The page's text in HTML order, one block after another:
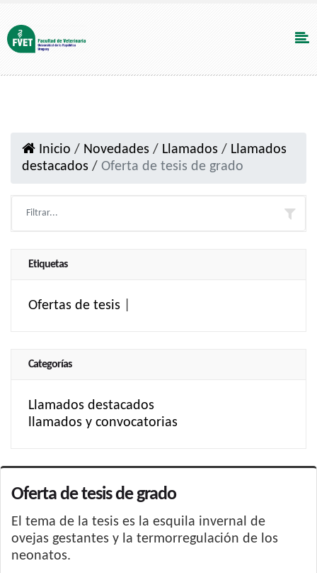
Inicio / Novedades / Llamados / Llamados
destacados / Oferta de tesis de grado
Etiquetas
Ofertas de tesis
Categorías
Llamados destacados
llamados y convocatorias
Oferta de tesis de grado
El tema de la tesis es la esquila invernal de
ovejas gestantes y la termorregulación de los
neonatos.